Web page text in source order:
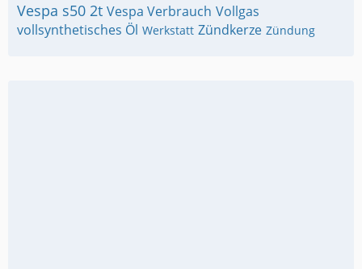
Vespa s50 2t Vespa Verbrauch Vollgas
vollsynthetisches Öl Werkstatt Zündkerze Zündung